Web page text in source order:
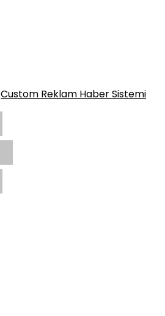
Custom Reklam Haber Sistemi